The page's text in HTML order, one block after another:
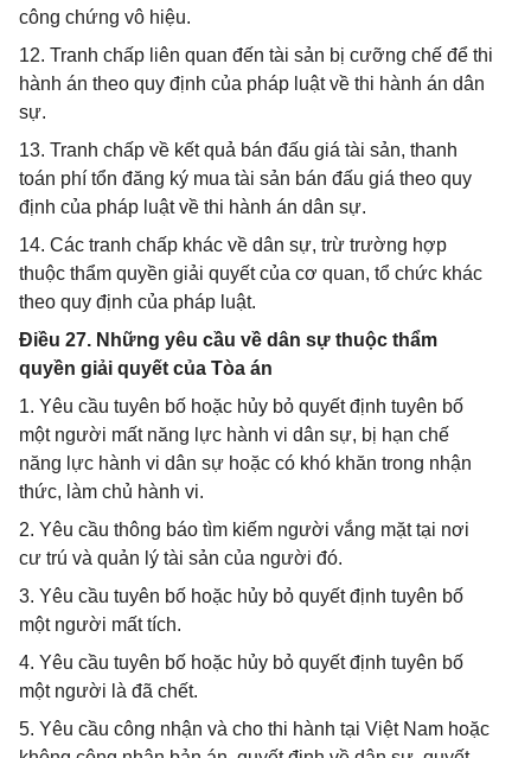
công chứng vô hiệu.
12. Tranh chấp liên quan đến tài sản bị cưỡng chế để thi
hành án theo quy định của pháp luật về thi hành án dân
sự.
13. Tranh chấp về kết quả bán đấu giá tài sản, thanh
toán phí tổn đăng ký mua tài sản bán đấu giá theo quy
định của pháp luật về thi hành án dân sự.
14. Các tranh chấp khác về dân sự, trừ trường hợp
thuộc thẩm quyền giải quyết của cơ quan, tổ chức khác
theo quy định của pháp luật.
Điều 27. Những yêu cầu về dân sự thuộc thẩm
quyền giải quyết của Tòa án
1. Yêu cầu tuyên bố hoặc hủy bỏ quyết định tuyên bố
một người mất năng lực hành vi dân sự, bị hạn chế
năng lực hành vi dân sự hoặc có khó khăn trong nhận
thức, làm chủ hành vi.
2. Yêu cầu thông báo tìm kiếm người vắng mặt tại nơi
cư trú và quản lý tài sản của người đó.
3. Yêu cầu tuyên bố hoặc hủy bỏ quyết định tuyên bố
một người mất tích.
4. Yêu cầu tuyên bố hoặc hủy bỏ quyết định tuyên bố
một người là đã chết.
5. Yêu cầu công nhận và cho thi hành tại Việt Nam hoặc